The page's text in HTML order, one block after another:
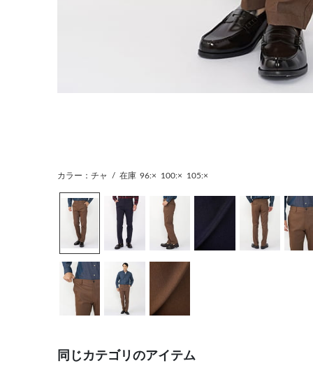
カラー：チャ / 在庫 96:× 100:× 105:×
同じカテゴリのアイテム